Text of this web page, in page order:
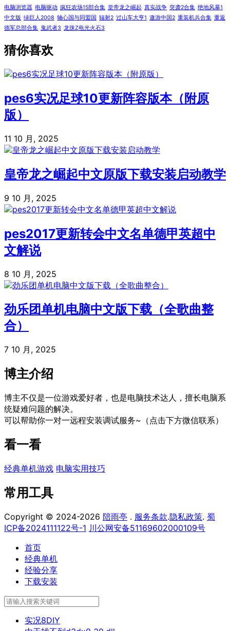
电脑浏览器 电脑驱动 疯狂农场15部合集 皇帝龙之崛起 真实战争 突袭2合集 绝地风暴1
中文版 绿巨人2008 轴心国与同盟国 辐射2 过山车大亨1 遨游中国2 重装机兵合集 重返
德军总部合集 鬼武者3 龙珠Z电光火石3
猜你喜欢
pes6实况足球10更新阵容版本（附原
版）
11 10 月, 2025
皇帝龙之崛起中文原版下载安装启动教学
9 10 月, 2025
pes2017更新转会中文名单德甲英超中
文解说
8 10 月, 2025
劲乐团单机电脑中文版下载（全歌曲整
合）
7 10 月, 2025
博主介绍
博主不仅是一位游戏爱好者，也是电脑技术达人，擅长电脑系
统疑难问题的解决。
可以帮助你一对一远程安装调试服务~（点击下方微信联系）
看一看
经典单机游戏 电脑实用技巧
常用工具
Copyright © 2024-2026 陪雨亭 . 服务条款.隐私政策. 蜀
ICP备2024111122号-1 川公网安备51169602000109号
首页
经典单机
经验分享
下载安装
实况8DIY